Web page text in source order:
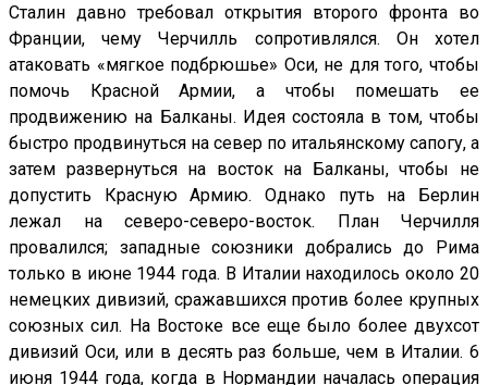
Сталин давно требовал открытия второго фронта во
Франции, чему Черчилль сопротивлялся. Он хотел
атаковать «мягкое подбрюшье» Оси, не для того, чтобы
помочь Красной Армии, а чтобы помешать ее
продвижению на Балканы. Идея состояла в том, чтобы
быстро продвинуться на север по итальянскому сапогу, а
затем развернуться на восток на Балканы, чтобы не
допустить Красную Армию. Однако путь на Берлин
лежал на северо-северо-восток. План Черчилля
провалился; западные союзники добрались до Рима
только в июне 1944 года. В Италии находилось около 20
немецких дивизий, сражавшихся против более крупных
союзных сил. На Востоке все еще было более двухсот
дивизий Оси, или в десять раз больше, чем в Италии. 6
июня 1944 года, когда в Нормандии началась операция